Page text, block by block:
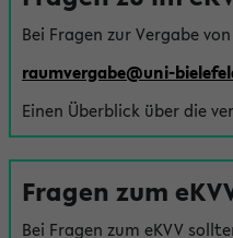
Bei Fragen zur Vergabe
raumvergabe@uni-
Einen Überblick über die
Fragen zum
Bei Fragen zum eKVV